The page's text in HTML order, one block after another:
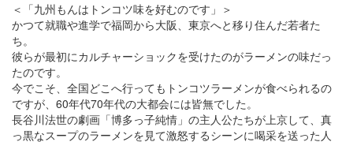
＜「九州もんはトンコツ味を好むのです」＞
かつて就職や進学で福岡から大阪、東京へと移り住んだ若者た
ち。
彼らが最初にカルチャーショックを受けたのがラーメンの味だっ
たのです。
今でこそ、全国どこへ行ってもトンコツラーメンが食べられるの
ですが、60年代70年代の大都会には皆無でした。
長谷川法世の劇画「博多っ子純情」の主人公たちが上京して、真
っ黒なスープのラーメンを見て激怒するシーンに喝采を送った人